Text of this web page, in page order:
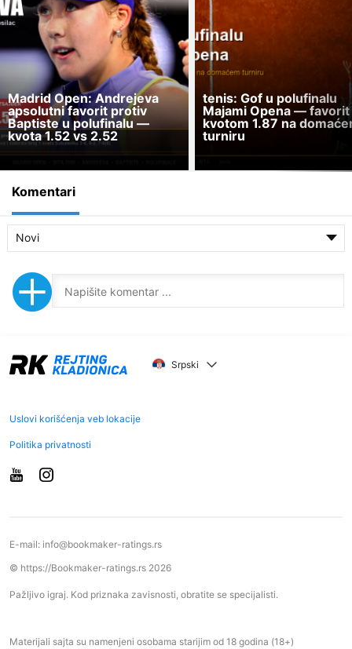
Madrid Open: Andrejeva
apsolutni favorit protiv
Baptiste u polufinalu —
kvota 1.52 vs 2.52
tenis: Gof u polufinalu
Majami Opena — favorit
kvotom 1.87 na
turniru
Komentari
Novi
Srpski
Uslovi korišćenja veb lokacije
Politika privatnosti
E-mail: info@bookmaker-ratings.rs
© https://Bookmaker-ratings.rs 2026
Pažljivo igraj. Kod priznaka zavisnosti, obratite se specijalisti.
Materijali sajta su namenjeni osobama starijim od 18 godina (18+)